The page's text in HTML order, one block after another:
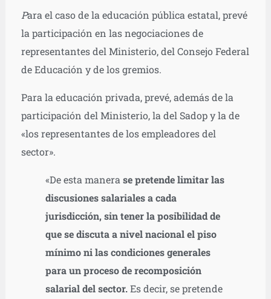
Para el caso de la educación pública estatal, prevé
la participación en las negociaciones de
representantes del Ministerio, del Consejo Federal
de Educación y de los gremios.
Para la educación privada, prevé, además de la
participación del Ministerio, la del Sadop y la de
«los representantes de los empleadores del
sector».
«De esta manera se pretende limitar las
discusiones salariales a cada
jurisdicción, sin tener la posibilidad de
que se discuta a nivel nacional el piso
mínimo ni las condiciones generales
para un proceso de recomposición
salarial del sector.Es decir, se pretende